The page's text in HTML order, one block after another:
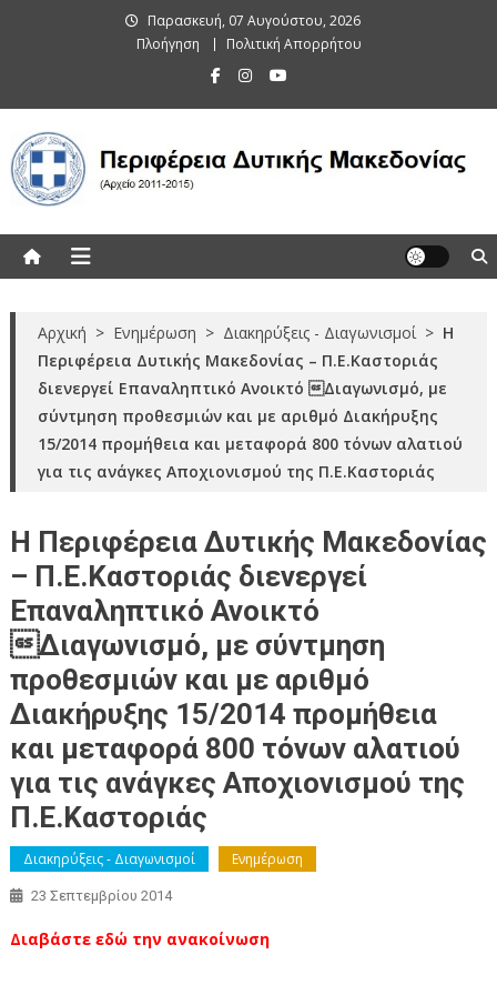
Παρασκευή, 07 Αυγούστου, 2026
Πλοήγηση
Πολιτική Απορρήτου
Αρχική > Ενημέρωση > Διακηρύξεις - Διαγωνισμοί > Η
Περιφέρεια Δυτικής Μακεδονίας – Π.Ε.Καστοριάς
διενεργεί Επαναληπτικό Ανοικτό Διαγωνισμό, με
σύντμηση προθεσμιών και με αριθμό Διακήρυξης
15/2014 προμήθεια και μεταφορά 800 τόνων αλατιού
για τις ανάγκες Αποχιονισμού της Π.Ε.Καστοριάς
Η Περιφέρεια Δυτικής Μακεδονίας
– Π.Ε.Καστοριάς διενεργεί
Επαναληπτικό Ανοικτό
Διαγωνισμό, με σύντμηση
προθεσμιών και με αριθμό
Διακήρυξης 15/2014 προμήθεια
και μεταφορά 800 τόνων αλατιού
για τις ανάγκες Αποχιονισμού της
Π.Ε.Καστοριάς
Διακηρύξεις - Διαγωνισμοί Ενημέρωση
23 Σεπτεμβρίου 2014
Διαβάστε εδώ την ανακοίνωση